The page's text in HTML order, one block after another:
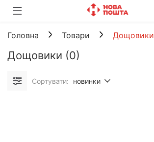
Головна Товари Дощовики
Дощовики (0)
Сортувати: новинки